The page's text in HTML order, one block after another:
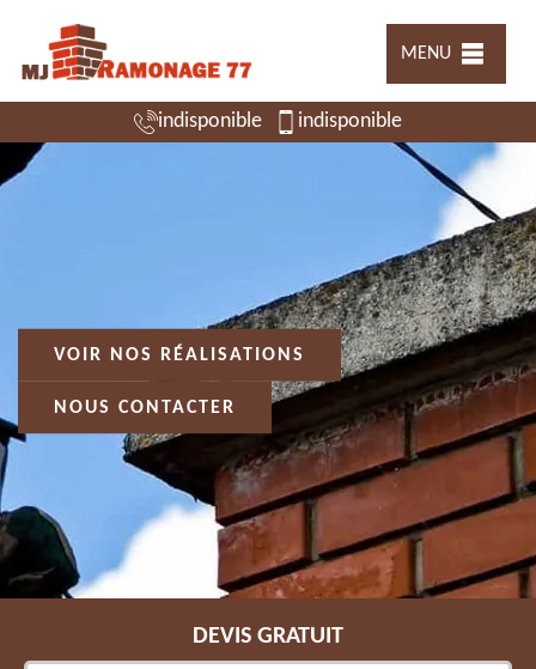
MENU
indisponible indisponible
VOIR NOS RÉALISATIONS
NOUS CONTACTER
DEVIS GRATUIT